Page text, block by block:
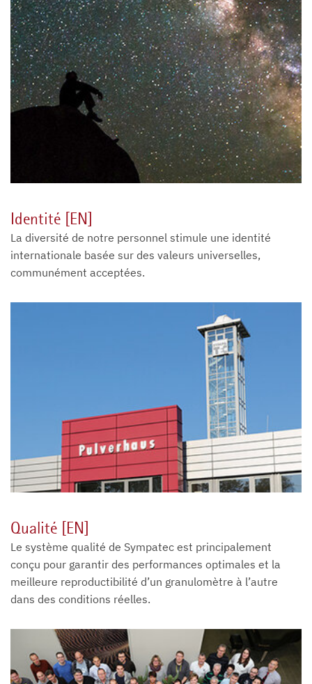
Identité [EN]
La diversité de notre personnel stimule une identité
internationale basée sur des valeurs universelles,
communément acceptées.
Qualité [EN]
Le système qualité de Sympatec est principalement
conçu pour garantir des performances optimales et la
meilleure reproductibilité d’un granulomètre à l’autre
dans des conditions réelles.